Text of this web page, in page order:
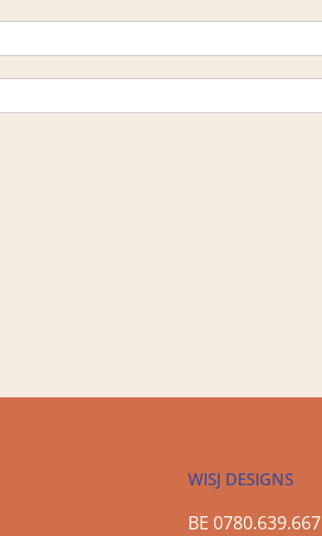
WISJ DESIGNS
BE 0780.639.667